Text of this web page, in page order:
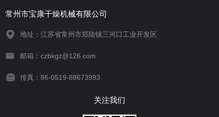
常州市宝康干燥机械有限公司
地址：江苏省常州市郑陆镇三河口工业开发区
邮箱：czbkgz@126.com
传真：86-0519-88673993
关注我们